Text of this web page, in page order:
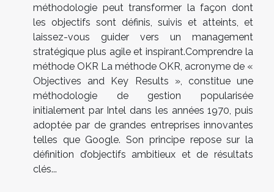
méthodologie peut transformer la façon dont
les objectifs sont définis, suivis et atteints, et
laissez-vous guider vers un management
stratégique plus agile et inspirant.Comprendre la
méthode OKR La méthode OKR, acronyme de «
Objectives and Key Results », constitue une
méthodologie de gestion popularisée
initialement par Intel dans les années 1970, puis
adoptée par de grandes entreprises innovantes
telles que Google. Son principe repose sur la
définition d’objectifs ambitieux et de résultats
clés...